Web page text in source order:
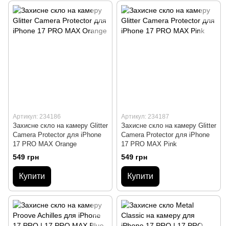
Артикул: 234186
Захисне скло на камеру Glitter
Camera Protector для iPhone
17 PRO MAX Orange
549 грн
Купити
Артикул: 234187
Захисне скло на камеру Glitter
Camera Protector для iPhone
17 PRO MAX Pink
549 грн
Купити